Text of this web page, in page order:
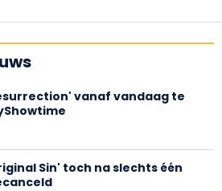
vanaf vandaag te
Sin' toch na slechts één